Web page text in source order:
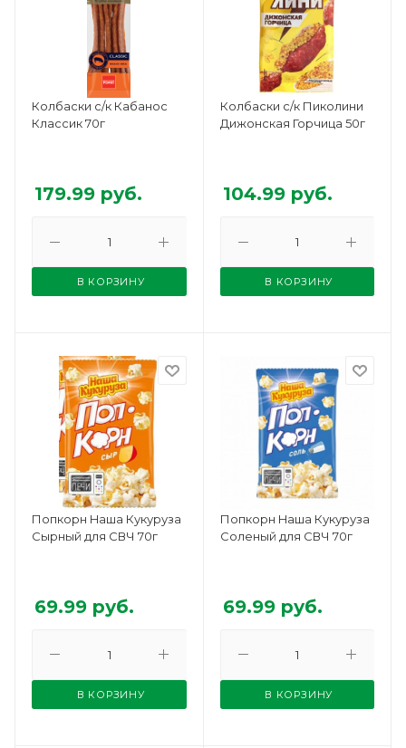
Колбаски с/к Кабанос
Классик 70г
179.99 руб.
В КОРЗИНУ
Колбаски с/к Пиколини
Дижонская Горчица 50г
104.99руб.
В КОРЗИНУ
Попкорн Hаша Кукуруза
Сырный для СВЧ 70г
69.99 руб.
В КОРЗИНУ
Попкорн Hаша Кукуруза
Соленый для СВЧ 70г
69.99руб.
В КОРЗИНУ